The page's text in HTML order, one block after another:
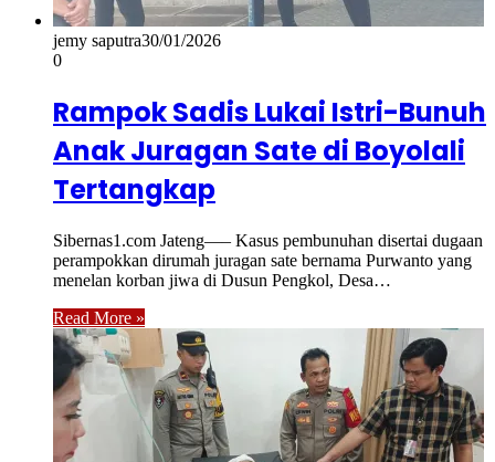
jemy saputra30/01/2026
0
Rampok Sadis Lukai Istri-Bunuh
Anak Juragan Sate di Boyolali
Tertangkap
Sibernas1.com Jateng—– Kasus pembunuhan disertai dugaan
perampokkan dirumah juragan sate bernama Purwanto yang
menelan korban jiwa di Dusun Pengkol, Desa…
Read More »